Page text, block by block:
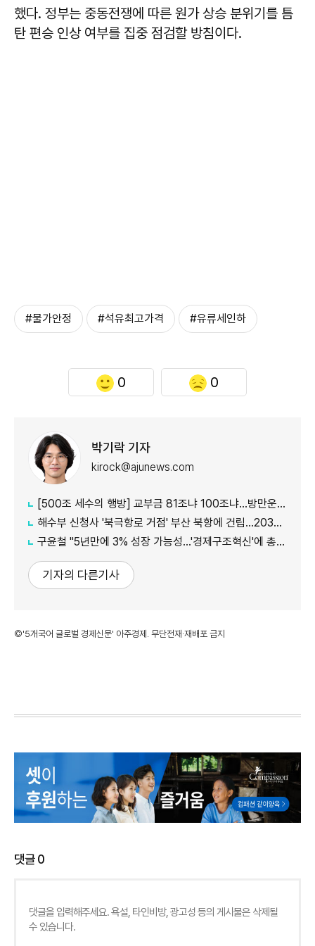
했다. 정부는 중동전쟁에 따른 원가 상승 분위기를 틈
탄 편승 인상 여부를 집중 점검할 방침이다.
#물가안정 #석유최고가격 #유류세인하
0 0
박기락 기자
kirock@ajunews.com
[500조 세수의 행방] 교부금 81조냐 100조냐…방만운용 논란 속 산정체계 도마에
해수부 신청사 '북극항로 거점' 부산 북항에 건립…2030년 완공
구윤철 "5년만에 3% 성장 가능성…'경제구조혁신'에 총력"
기자의 다른기사
©'5개국어 글로벌 경제신문' 아주경제. 무단전재·재배포 금지
댓글0